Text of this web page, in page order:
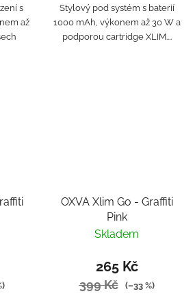
s
až
Stylový pod systém s baterií
1000 mAh, výkonem až 30 W a
podporou cartridge XLIM....
OXVA Xlim Go - Graffiti
Pink
Skladem
265 Kč
399 Kč (–33 %)